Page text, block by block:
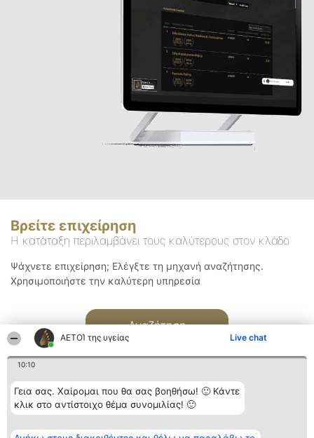
ΑΕΤΟΊ της υγείας Live chat
10:10
Γεια σας. Χαίρομαι που θα σας βοηθήσω! 🙂 Κάντε
κλικ στο αντίστοιχο θέμα συνομιλίας! 🙂
Βρείτε επιχείρηση
Η κατάταξη περιλαμβάνει τους καλύτερους στον κλάδο
Ψάχνετε επιχείρηση; Ελέγξτε τη μηχανή αναζήτησης.
Χρησιμοποιήστε την καλύτερη υπηρεσία
Αναζήτηση
Διοργανωτής της
Κατάταξη Επικοινωνία